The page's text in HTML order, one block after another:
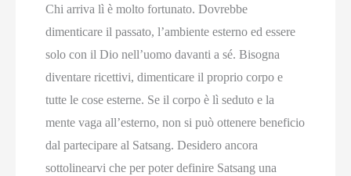
Chi arriva lì è molto fortunato. Dovrebbe
dimenticare il passato, l’ambiente esterno ed essere
solo con il Dio nell’uomo davanti a sé. Bisogna
diventare ricettivi, dimenticare il proprio corpo e
tutte le cose esterne. Se il corpo è lì seduto e la
mente vaga all’esterno, non si può ottenere beneficio
dal partecipare al Satsang. Desidero ancora
sottolinearvi che per poter definire Satsang una